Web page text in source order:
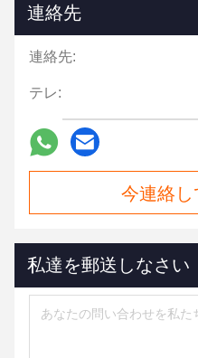
連絡先
連絡先:
テレ:
今連絡し
私達を郵送しなさい